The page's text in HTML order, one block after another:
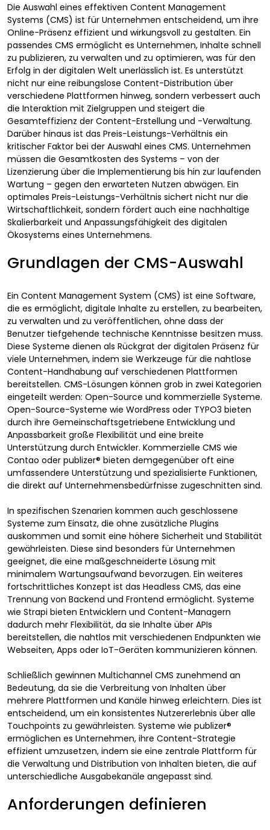
Die Auswahl eines effektiven Content Management
Systems (CMS) ist für Unternehmen entscheidend, um ihre
Online-Präsenz effizient und wirkungsvoll zu gestalten. Ein
passendes CMS ermöglicht es Unternehmen, Inhalte schnell
zu publizieren, zu verwalten und zu optimieren, was für den
Erfolg in der digitalen Welt unerlässlich ist. Es unterstützt
nicht nur eine reibungslose Content-Distribution über
verschiedene Plattformen hinweg, sondern verbessert auch
die Interaktion mit Zielgruppen und steigert die
Gesamteffizienz der Content-Erstellung und -Verwaltung.
Darüber hinaus ist das Preis-Leistungs-Verhältnis ein
kritischer Faktor bei der Auswahl eines CMS. Unternehmen
müssen die Gesamtkosten des Systems – von der
Lizenzierung über die Implementierung bis hin zur laufenden
Wartung – gegen den erwarteten Nutzen abwägen. Ein
optimales Preis-Leistungs-Verhältnis sichert nicht nur die
Wirtschaftlichkeit, sondern fördert auch eine nachhaltige
Skalierbarkeit und Anpassungsfähigkeit des digitalen
Ökosystems eines Unternehmens.
Grundlagen der CMS-Auswahl
Ein Content Management System (CMS) ist eine Software,
die es ermöglicht, digitale Inhalte zu erstellen, zu bearbeiten,
zu verwalten und zu veröffentlichen, ohne dass der
Benutzer tiefgehende technische Kenntnisse besitzen muss.
Diese Systeme dienen als Rückgrat der digitalen Präsenz für
viele Unternehmen, indem sie Werkzeuge für die nahtlose
Content-Handhabung auf verschiedenen Plattformen
bereitstellen. CMS-Lösungen können grob in zwei Kategorien
eingeteilt werden: Open-Source und kommerzielle Systeme.
Open-Source-Systeme wie WordPress oder TYPO3 bieten
durch ihre Gemeinschaftsgetriebene Entwicklung und
Anpassbarkeit große Flexibilität und eine breite
Unterstützung durch Entwickler. Kommerzielle CMS wie
Contao oder publizer® bieten demgegenüber oft eine
umfassendere Unterstützung und spezialisierte Funktionen,
die direkt auf Unternehmensbedürfnisse zugeschnitten sind.
In spezifischen Szenarien kommen auch geschlossene
Systeme zum Einsatz, die ohne zusätzliche Plugins
auskommen und somit eine höhere Sicherheit und Stabilität
gewährleisten. Diese sind besonders für Unternehmen
geeignet, die eine maßgeschneiderte Lösung mit
minimalem Wartungsaufwand bevorzugen. Ein weiteres
fortschrittliches Konzept ist das Headless CMS, das eine
Trennung von Backend und Frontend ermöglicht. Systeme
wie Strapi bieten Entwicklern und Content-Managern
dadurch mehr Flexibilität, da sie Inhalte über APIs
bereitstellen, die nahtlos mit verschiedenen Endpunkten wie
Webseiten, Apps oder IoT-Geräten kommunizieren können.
Schließlich gewinnen Multichannel CMS zunehmend an
Bedeutung, da sie die Verbreitung von Inhalten über
mehrere Plattformen und Kanäle hinweg erleichtern. Dies ist
entscheidend, um ein konsistentes Nutzererlebnis über alle
Touchpoints zu gewährleisten. Systeme wie publizer®
ermöglichen es Unternehmen, ihre Content-Strategie
effizient umzusetzen, indem sie eine zentrale Plattform für
die Verwaltung und Distribution von Inhalten bieten, die auf
unterschiedliche Ausgabekanäle angepasst sind.
Anforderungen definieren